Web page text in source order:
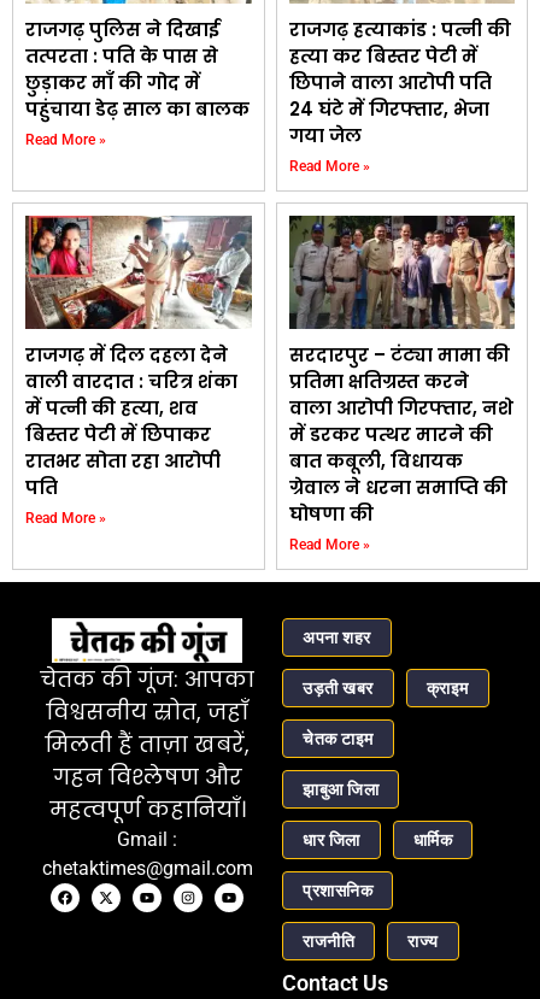
राजगढ़ पुलिस ने दिखाई
तत्परता : पति के पास से
छुड़ाकर माँ की गोद में
पहुंचाया डेढ़ साल का बालक
Read More »
राजगढ़ हत्याकांड : पत्नी की
हत्या कर बिस्तर पेटी में
छिपाने वाला आरोपी पति
24 घंटे में गिरफ्तार, भेजा
गया जेल
Read More »
राजगढ़ में दिल दहला देने
वाली वारदात : चरित्र शंका
में पत्नी की हत्या, शव
बिस्तर पेटी में छिपाकर
रातभर सोता रहा आरोपी
पति
Read More »
सरदारपुर – टंट्या मामा की
प्रतिमा क्षतिग्रस्त करने
वाला आरोपी गिरफ्तार, नशे
में डरकर पत्थर मारने की
बात कबूली, विधायक
ग्रेवाल ने धरना समाप्ति की
घोषणा की
Read More »
चेतक की गूंज: आपका
विश्वसनीय स्रोत, जहाँ
मिलती हैं ताज़ा खबरें,
गहन विश्लेषण और
महत्वपूर्ण कहानियाँ।
Gmail :
chetaktimes@gmail.com
अपना शहर
उड़ती खबर क्राइम
चेतक टाइम
झाबुआ जिला
धार जिला धार्मिक
प्रशासनिक
राजनीति राज्य
Contact Us